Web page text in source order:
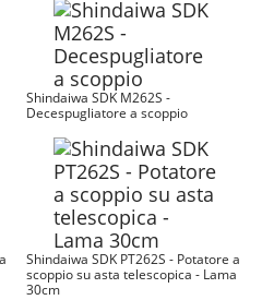
Shindaiwa SDK M262S -
Decespugliatore a scoppio
Shindaiwa SDK PT262S - Potatore a
scoppio su asta telescopica - Lama
30cm